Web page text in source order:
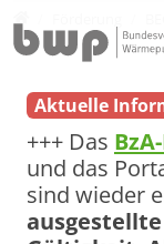
Aktuelle
+++ Das
und das
sind wieder